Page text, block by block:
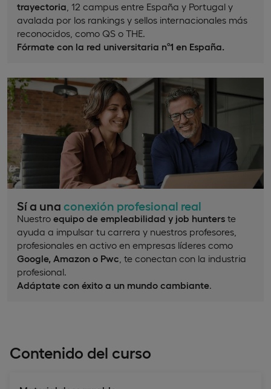
trayectoria , 12 campus entre España y Portugal y
avalada por los rankings y sellos internacionales más
reconocidos, como QS o THE.
Fórmate con la red universitaria nº1 en España.
Sí a una conexión profesional real
Nuestro equipo de empleabilidad y job hunters te
ayuda a impulsar tu carrera y nuestros profesores,
profesionales en activo en empresas líderes como
Google, Amazon o Pwc , te conectan con la industria
profesional.
Adáptate con éxito a un mundo cambiante.
Contenido del curso